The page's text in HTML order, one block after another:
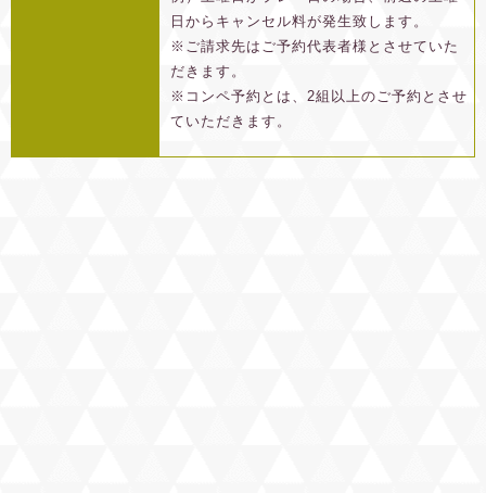
日からキャンセル料が発生致します。
※ご請求先はご予約代表者様とさせていた
だきます。
※コンペ予約とは、2組以上のご予約とさせ
ていただきます。